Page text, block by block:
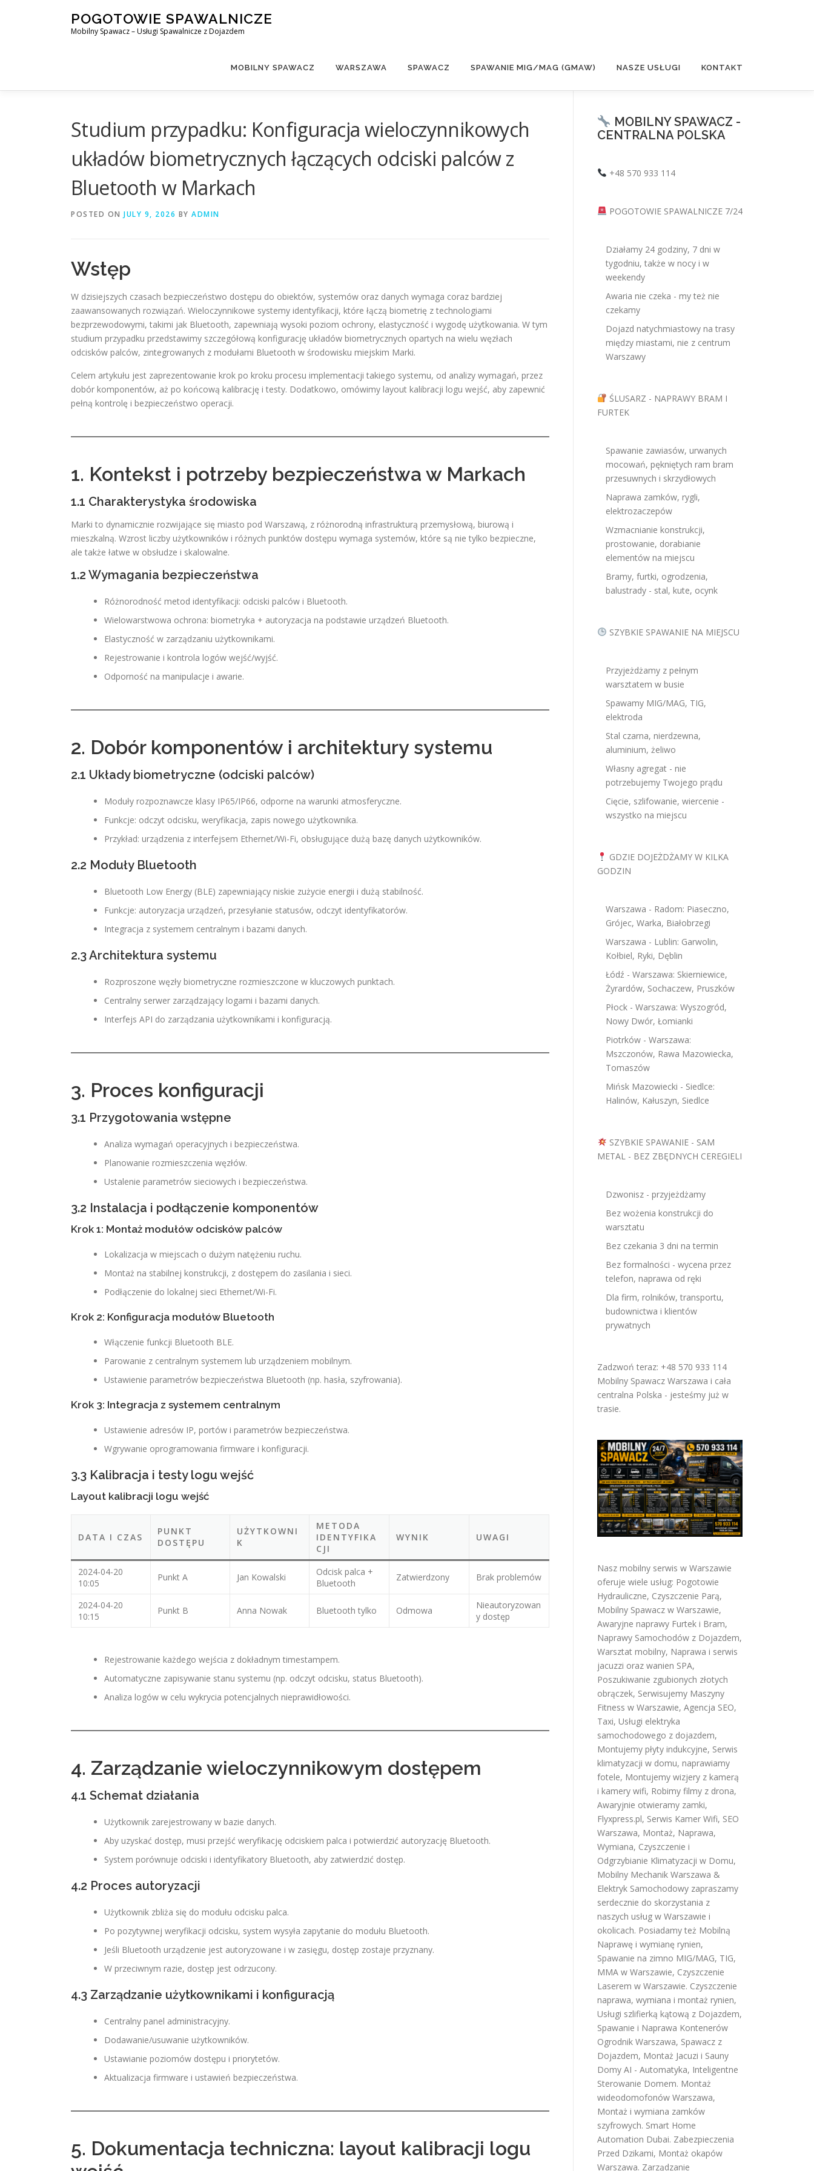
POGOTOWIE SPAWALNICZE
Mobilny Spawacz – Usługi Spawalnicze z Dojazdem
MOBILNY SPAWACZ WARSZAWA SPAWACZ SPAWANIE MIG/MAG (GMAW) NASZE USŁUGI KONTAKT
Studium przypadku: Konfiguracja wieloczynnikowych
układów biometrycznych łączących odciski palców z
Bluetooth w Markach
POSTED ON JULY 9, 2026 BY ADMIN
Wstęp
W dzisiejszych czasach bezpieczeństwo dostępu do obiektów, systemów oraz danych wymaga coraz bardziej
zaawansowanych rozwiązań. Wieloczynnikowe systemy identyfikacji, które łączą biometrię z technologiami
bezprzewodowymi, takimi jak Bluetooth, zapewniają wysoki poziom ochrony, elastyczność i wygodę użytkowania. W tym
studium przypadku przedstawimy szczegółową konfigurację układów biometrycznych opartych na wielu węzłach
odcisków palców, zintegrowanych z modułami Bluetooth w środowisku miejskim Marki.
Celem artykułu jest zaprezentowanie krok po kroku procesu implementacji takiego systemu, od analizy wymagań, przez
dobór komponentów, aż po końcową kalibrację i testy. Dodatkowo, omówimy layout kalibracji logu wejść, aby zapewnić
pełną kontrolę i bezpieczeństwo operacji.
1. Kontekst i potrzeby bezpieczeństwa w Markach
1.1 Charakterystyka środowiska
Marki to dynamicznie rozwijające się miasto pod Warszawą, z różnorodną infrastrukturą przemysłową, biurową i
mieszkalną. Wzrost liczby użytkowników i różnych punktów dostępu wymaga systemów, które są nie tylko bezpieczne,
ale także łatwe w obsłudze i skalowalne.
1.2 Wymagania bezpieczeństwa
Różnorodność metod identyfikacji: odciski palców i Bluetooth.
Wielowarstwowa ochrona: biometryka + autoryzacja na podstawie urządzeń Bluetooth.
Elastyczność w zarządzaniu użytkownikami.
Rejestrowanie i kontrola logów wejść/wyjść.
Odporność na manipulacje i awarie.
2. Dobór komponentów i architektury systemu
2.1 Układy biometryczne (odciski palców)
Moduły rozpoznawcze klasy IP65/IP66, odporne na warunki atmosferyczne.
Funkcje: odczyt odcisku, weryfikacja, zapis nowego użytkownika.
Przykład: urządzenia z interfejsem Ethernet/Wi-Fi, obsługujące dużą bazę danych użytkowników.
2.2 Moduły Bluetooth
Bluetooth Low Energy (BLE) zapewniający niskie zużycie energii i dużą stabilność.
Funkcje: autoryzacja urządzeń, przesyłanie statusów, odczyt identyfikatorów.
Integracja z systemem centralnym i bazami danych.
2.3 Architektura systemu
Rozproszone węzły biometryczne rozmieszczone w kluczowych punktach.
Centralny serwer zarządzający logami i bazami danych.
Interfejs API do zarządzania użytkownikami i konfiguracją.
3. Proces konfiguracji
3.1 Przygotowania wstępne
Analiza wymagań operacyjnych i bezpieczeństwa.
Planowanie rozmieszczenia węzłów.
Ustalenie parametrów sieciowych i bezpieczeństwa.
3.2 Instalacja i podłączenie komponentów
Krok 1: Montaż modułów odcisków palców
Lokalizacja w miejscach o dużym natężeniu ruchu.
Montaż na stabilnej konstrukcji, z dostępem do zasilania i sieci.
Podłączenie do lokalnej sieci Ethernet/Wi-Fi.
Krok 2: Konfiguracja modułów Bluetooth
Włączenie funkcji Bluetooth BLE.
Parowanie z centralnym systemem lub urządzeniem mobilnym.
Ustawienie parametrów bezpieczeństwa Bluetooth (np. hasła, szyfrowania).
Krok 3: Integracja z systemem centralnym
Ustawienie adresów IP, portów i parametrów bezpieczeństwa.
Wgrywanie oprogramowania firmware i konfiguracji.
3.3 Kalibracja i testy logu wejść
Layout kalibracji logu wejść
DATA I CZAS
PUNKT
DOSTĘPU
UŻYTKOWNI
K
METODA
IDENTYFIKA
CJI
WYNIK UWAGI
2024-04-20
10:05
Punkt A Jan Kowalski
Odcisk palca +
Bluetooth
Zatwierdzony Brak problemów
2024-04-20
10:15
Punkt B Anna Nowak Bluetooth tylko Odmowa
Nieautoryzowan
y dostęp
Rejestrowanie każdego wejścia z dokładnym timestampem.
Automatyczne zapisywanie stanu systemu (np. odczyt odcisku, status Bluetooth).
Analiza logów w celu wykrycia potencjalnych nieprawidłowości.
4. Zarządzanie wieloczynnikowym dostępem
4.1 Schemat działania
Użytkownik zarejestrowany w bazie danych.
Aby uzyskać dostęp, musi przejść weryfikację odciskiem palca i potwierdzić autoryzację Bluetooth.
System porównuje odciski i identyfikatory Bluetooth, aby zatwierdzić dostęp.
4.2 Proces autoryzacji
Użytkownik zbliża się do modułu odcisku palca.
Po pozytywnej weryfikacji odcisku, system wysyła zapytanie do modułu Bluetooth.
Jeśli Bluetooth urządzenie jest autoryzowane i w zasięgu, dostęp zostaje przyznany.
W przeciwnym razie, dostęp jest odrzucony.
4.3 Zarządzanie użytkownikami i konfiguracją
Centralny panel administracyjny.
Dodawanie/usuwanie użytkowników.
Ustawianie poziomów dostępu i priorytetów.
Aktualizacja firmware i ustawień bezpieczeństwa.
5. Dokumentacja techniczna: layout kalibracji logu
MOBILNY SPAWACZ -
CENTRALNA POLSKA
+48 570 933 114
POGOTOWIE SPAWALNICZE 7/24
Działamy 24 godziny, 7 dni w
tygodniu, także w nocy i w
weekendy
Awaria nie czeka - my też nie
czekamy
Dojazd natychmiastowy na trasy
między miastami, nie z centrum
Warszawy
ŚLUSARZ - NAPRAWY BRAM I
FURTEK
Spawanie zawiasów, urwanych
mocowań, pękniętych ram bram
przesuwnych i skrzydłowych
Naprawa zamków, rygli,
elektrozaczepów
Wzmacnianie konstrukcji,
prostowanie, dorabianie
elementów na miejscu
Bramy, furtki, ogrodzenia,
balustrady - stal, kute, ocynk
SZYBKIE SPAWANIE NA MIEJSCU
Przyjeżdżamy z pełnym
warsztatem w busie
Spawamy MIG/MAG, TIG,
elektroda
Stal czarna, nierdzewna,
aluminium, żeliwo
Własny agregat - nie
potrzebujemy Twojego prądu
Cięcie, szlifowanie, wiercenie -
wszystko na miejscu
GDZIE DOJEŻDŻAMY W KILKA
GODZIN
Warszawa - Radom: Piaseczno,
Grójec, Warka, Białobrzegi
Warszawa - Lublin: Garwolin,
Kołbiel, Ryki, Dęblin
Łódź - Warszawa: Skierniewice,
Żyrardów, Sochaczew, Pruszków
Płock - Warszawa: Wyszogród,
Nowy Dwór, Łomianki
Piotrków - Warszawa:
Mszczonów, Rawa Mazowiecka,
Tomaszów
Mińsk Mazowiecki - Siedlce:
Halinów, Kałuszyn, Siedlce
SZYBKIE SPAWANIE - SAM
METAL - BEZ ZBĘDNYCH CEREGIELI
Dzwonisz - przyjeżdżamy
Bez wożenia konstrukcji do
warsztatu
Bez czekania 3 dni na termin
Bez formalności - wycena przez
telefon, naprawa od ręki
Dla firm, rolników, transportu,
budownictwa i klientów
prywatnych
Zadzwoń teraz: +48 570 933 114
Mobilny Spawacz Warszawa i cała
centralna Polska - jesteśmy już w
trasie.
Nasz mobilny serwis w Warszawie
oferuje wiele usług: Pogotowie
Hydrauliczne, Czyszczenie Parą,
Mobilny Spawacz w Warszawie,
Awaryjne naprawy Furtek i Bram,
Naprawy Samochodów z Dojazdem,
Warsztat mobilny, Naprawa i serwis
jacuzzi oraz wanien SPA,
Poszukiwanie zgubionych złotych
obrączek, Serwisujemy Maszyny
Fitness w Warszawie, Agencja SEO,
Taxi, Usługi elektryka
samochodowego z dojazdem,
Montujemy płyty indukcyjne, Serwis
klimatyzacji w domu, naprawiamy
fotele, Montujemy wizjery z kamerą
i kamery wifi, Robimy filmy z drona,
Awaryjnie otwieramy zamki,
Flyxpress.pl, Serwis Kamer Wifi, SEO
Warszawa, Montaż, Naprawa,
Wymiana, Czyszczenie i
Odgrzybianie Klimatyzacji w Domu,
Mobilny Mechanik Warszawa &
Elektryk Samochodowy zapraszamy
serdecznie do skorzystania z
naszych usług w Warszawie i
okolicach. Posiadamy też Mobilną
Naprawę i wymianę rynien,
Spawanie na zimno MIG/MAG, TIG,
MMA w Warszawie, Czyszczenie
Laserem w Warszawie. Czyszczenie
naprawa, wymiana i montaż rynien,
Usługi szlifierką kątową z Dojazdem,
Spawanie i Naprawa Kontenerów
Ogrodnik Warszawa, Spawacz z
Dojazdem, Montaż Jacuzi i Sauny
Domy AI - Automatyka, Inteligentne
Sterowanie Domem. Montaż
wideodomofonów Warszawa,
Montaż i wymiana zamków
szyfrowych. Smart Home
Automation Dubai. Zabezpieczenia
Przed Dzikami, Montaż okapów
Warszawa. Zarządzanie